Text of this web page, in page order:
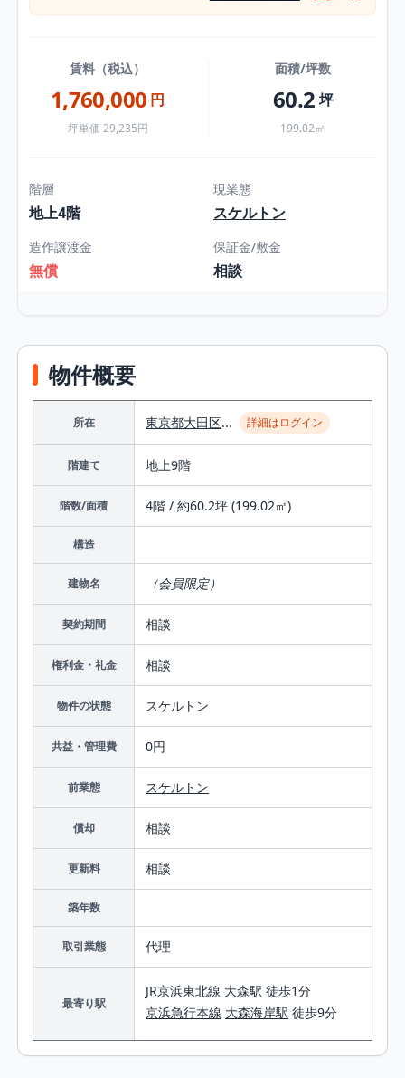
賃料（税込）
1,760,000 円
坪単価 29,235円
面積/坪数
60.2 坪
199.02㎡
階層
地上4階
現業態
スケルトン
造作譲渡金
無償
保証金/敷金
相談
物件概要
所在 東京都大田区... 詳細はログイン
階建て 地上9階
階数/面積 4階 / 約60.2坪 (199.02㎡)
構造
建物名 （会員限定）
契約期間 相談
権利金・礼金 相談
物件の状態 スケルトン
共益・管理費 0円
前業態 スケルトン
償却 相談
更新料 相談
築年数
取引業態 代理
最寄り駅
JR京浜東北線 大森駅 徒歩1分
京浜急行本線 大森海岸駅 徒歩9分